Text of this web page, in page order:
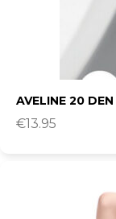
AVELINE 20
€13.95